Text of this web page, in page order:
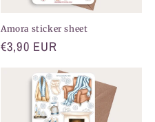
Amora sticker sheet
Normaler
€3,90 EUR